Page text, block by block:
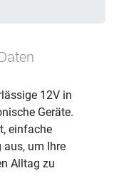
12V in
Geräte.
einfache
um Ihre
Alltag zu